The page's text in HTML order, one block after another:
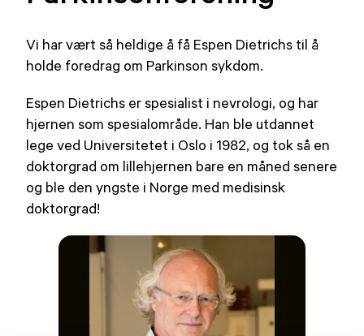
Vi har vært så heldige å få Espen Dietrichs til å
holde foredrag om Parkinson sykdom.
Espen Dietrichs er spesialist i nevrologi, og har
hjernen som spesialområde. Han ble utdannet
lege ved Universitetet i Oslo i 1982, og tok så en
doktorgrad om lillehjernen bare en måned senere
og ble den yngste i Norge med medisinsk
doktorgrad!